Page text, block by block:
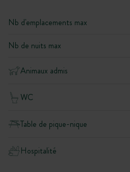
Nb d'emplacements max
Nb de nuits max
Animaux admis
WC
Table de pique-nique
Hospitalité